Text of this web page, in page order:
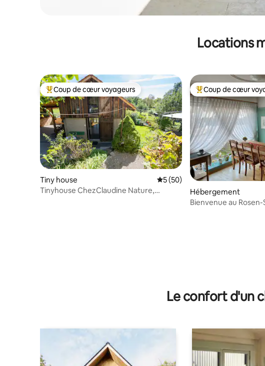
Locations
Coups de cœur voyageurs les plus appréciés
Coup de cœur voyageurs
Tiny house Évaluation moyenne sur la
5 (50)
Tinyhouse ChezClaudine Nature,
Coups de cœur
Coup de cœur
Hébergement
Bienvenue
Le confort d'un